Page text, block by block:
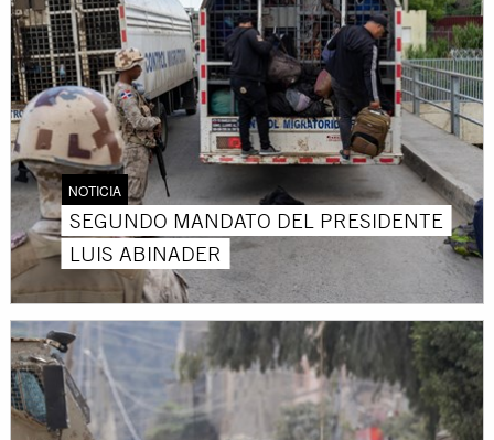
NOTICIA
SEGUNDO MANDATO DEL PRESIDENTE
LUIS ABINADER